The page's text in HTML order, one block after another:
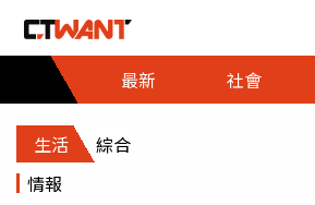
最新
社會
生活
綜合
情報